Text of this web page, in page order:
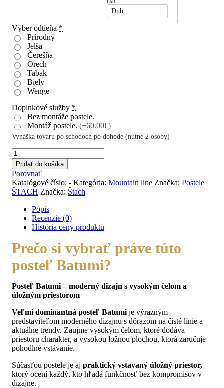
Dub
Výber odtieňa *
Prírodný
Jelša
Čerešňa
Orech
Tabak
Biely
Wenge
Doplnkové služby *
Bez montáže postele.
Montáž postele. (+60.00€)
Vynáška tovaru po schodoch po dohode (nutné 2 osoby)
množstvo
Batumi
Pridať do košíka
Porovnať
Katalógové číslo: - Kategória: Mountain line Značka: Postele
ŠTACH Značka: Štach
Popis
Recenzie (0)
História ceny produktu
Prečo si vybrať práve túto
posteľ Batumi?
Posteľ Batumi – moderný dizajn s vysokým čelom a
úložným priestorom
Veľmi dominantná posteľ Batumi je výrazným
predstaviteľom moderného dizajnu s dôrazom na čisté línie a
aktuálne trendy. Zaujme vysokým čelom, ktoré dodáva
priestoru charakter, a vysokou ložnou plochou, ktorá zaručuje
pohodlné vstávanie.
Súčasťou postele je aj praktický vstavaný úložný priestor,
ktorý ocení každý, kto hľadá funkčnosť bez kompromisov v
dizajne.